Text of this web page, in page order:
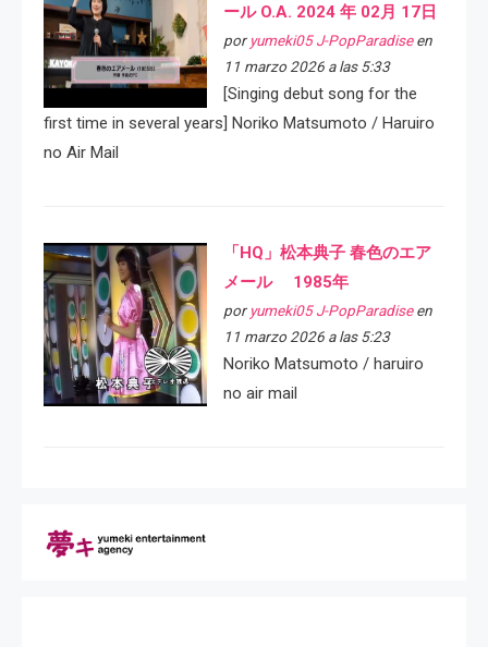
ール O.A. 2024 年 02月 17日
por yumeki05 J-PopParadiseen
11 marzo 2026 a las 5:33
[Singing debut song for the
first time in several years] Noriko Matsumoto / Haruiro
no Air Mail
「HQ」松本典子 春色のエア
メール 1985年
por yumeki05 J-PopParadiseen
11 marzo 2026 a las 5:23
Noriko Matsumoto / haruiro
no air mail